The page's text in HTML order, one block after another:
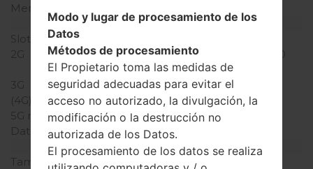
Memoria externa
Red y Datos
Slot de tarjeta
2G
GSM 850/900/1800/1900
MHz
3G
-
(4G) LTE
-
5G network
-
Datos
GPRS/EDGE
Pantalla
Tamaño de la pantalla
2.0 pulgadas
Modo y lugar de procesamiento de los
Datos
Métodos de procesamiento
El Propietario toma las medidas de
seguridad adecuadas para evitar el
acceso no autorizado, la divulgación, la
modificación o la destrucción no
autorizada de los Datos.
El procesamiento de los datos se realiza